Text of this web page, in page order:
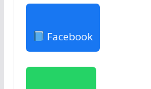
Facebook